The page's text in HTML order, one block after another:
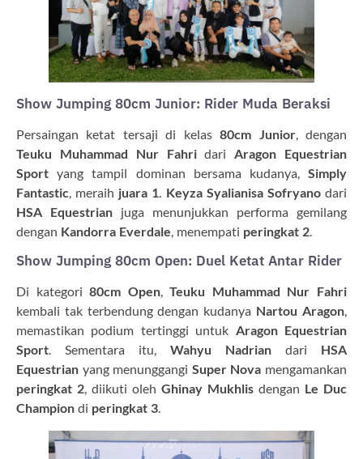
Show Jumping 80cm Junior: Rider Muda Beraksi
Persaingan ketat tersaji di kelas80cm Junior, dengan
Teuku Muhammad Nur FahridariAragon Equestrian
Sport yang tampil dominan bersama kudanya, Simply
Fantastic, meraih juara 1. Keyza Syalianisa Sofryanodari
HSA Equestrian juga menunjukkan performa gemilang
dengan Kandorra Everdale, menempati peringkat 2.
Show Jumping 80cm Open: Duel Ketat Antar Rider
Di kategori80cm Open,Teuku Muhammad Nur Fahri
kembali tak terbendung dengan kudanya Nartou Aragon,
memastikan podium tertinggi untuk Aragon Equestrian
Sport. Sementara itu, Wahyu Nadrian dari HSA
Equestrian yang menunggangi Super Nova mengamankan
peringkat 2, diikuti oleh Ghinay Mukhlis dengan Le Duc
Champion di peringkat 3.